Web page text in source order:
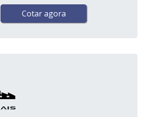
Cotar agora